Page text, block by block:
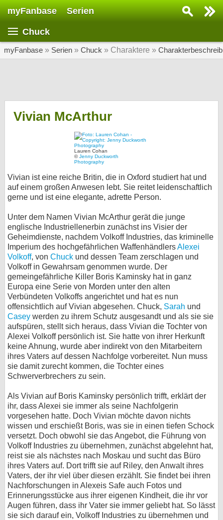
myFanbase Serien
Chuck
myFanbase » Serien » Chuck » Charaktere »
Vivian McArthur
Lauren Cohan
©Jenny Duckworth
Photography
Vivian ist eine reiche Britin, die in Oxford studiert hat und
auf einem großen Anwesen lebt. Sie reitet leidenschaftlich
gerne und ist eine elegante, adrette Person.
Unter dem Namen Vivian McArthur gerät die junge
englische Industriellenerbin zunächst ins Visier der
Geheimdienste, nachdem Volkoff Industries, das kriminelle
Imperium des hochgefährlichen WaffenhändlersAlexei
Volkoff, von Chuck und dessen Team zerschlagen und
Volkoff in Gewahrsam genommen wurde. Der
gemeingefährliche Killer Boris Kaminsky hat in ganz
Europa eine Serie von Morden unter den alten
Verbündeten Volkoffs angerichtet und hat es nun
offensichtlich auf Vivian abgesehen. Chuck, Sarah und
Casey werden zu ihrem Schutz ausgesandt und als sie sie
aufspüren, stellt sich heraus, dass Vivian die Tochter von
Alexei Volkoff persönlich ist. Sie hatte von ihrer Herkunft
keine Ahnung, wurde aber indirekt von den Mitarbeitern
ihres Vaters auf dessen Nachfolge vorbereitet. Nun muss
sie damit zurecht kommen, die Tochter eines
Schwerverbrechers zu sein.
Als Vivian auf Boris Kaminsky persönlich trifft, erklärt der
ihr, dass Alexei sie immer als seine Nachfolgerin
vorgesehen hatte. Doch Vivian möchte davon nichts
wissen und erschießt Boris, was sie in einen tiefen Schock
versetzt. Doch obwohl sie das Angebot, die Führung von
Volkoff Industries zu übernehmen, zunächst abgelehnt hat,
reist sie als nächstes nach Moskau und sucht das Büro
ihres Vaters auf. Dort trifft sie auf Riley, den Anwalt ihres
Vaters, der ihr viel über diesen erzählt. Sie findet bei ihren
Nachforschungen in Alexeis Safe auch Fotos und
Erinnerungsstücke aus ihrer eigenen Kindheit, die ihr vor
Augen führen, dass ihr Vater sie immer geliebt hat. So lässt
sie sich darauf ein, Volkoff Industries zu übernehmen und
SERIEN
KULTUR
Specials
SERVICE
Gewinnspiele
Forum
bei X
bei Facebook
Kontakt
Nutzungsbedingungen
Datenschutz
Cookie-Einstellungen
Impressum
Desktop-Ansicht
myFanbase